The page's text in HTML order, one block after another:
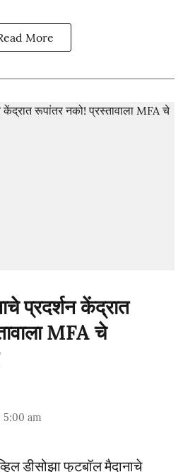
More
प्रदर्शन केंद्रात
MFA चे
5:00 am
डीसोझा फुटबॉल मैदानाचे